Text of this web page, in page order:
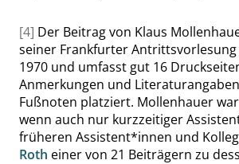
[4] Der Beitrag von Klaus
seiner Frankfurter Antrittsvorlesung
1970 und umfasst gut 16
Anmerkungen und
Fußnoten platziert. Mollenhauer
wenn auch nur kurzzeitiger
früheren Assistent*innen und
Roth einer von 21 Beiträgern zu